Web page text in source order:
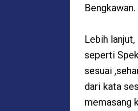
Bengkawan.
Lebih
seperti
sesuai
dari kata
memasang